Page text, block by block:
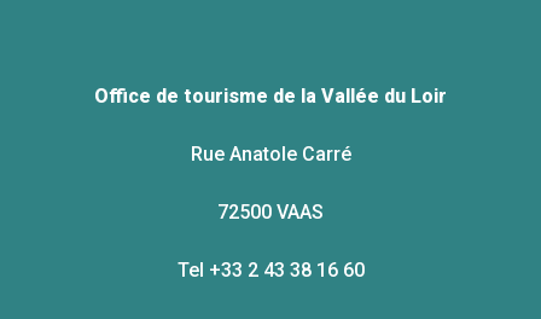
Office de tourisme de la Vallée du Loir
Rue Anatole Carré
72500 VAAS
Tel +33 2 43 38 16 60